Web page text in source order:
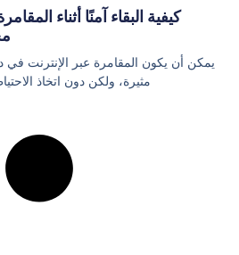
كيفية البقاء آمنًا أثناء
يمكن أن يكون المقامرة عبر الإنترنت
مثيرة، ولكن دون اتخاذ